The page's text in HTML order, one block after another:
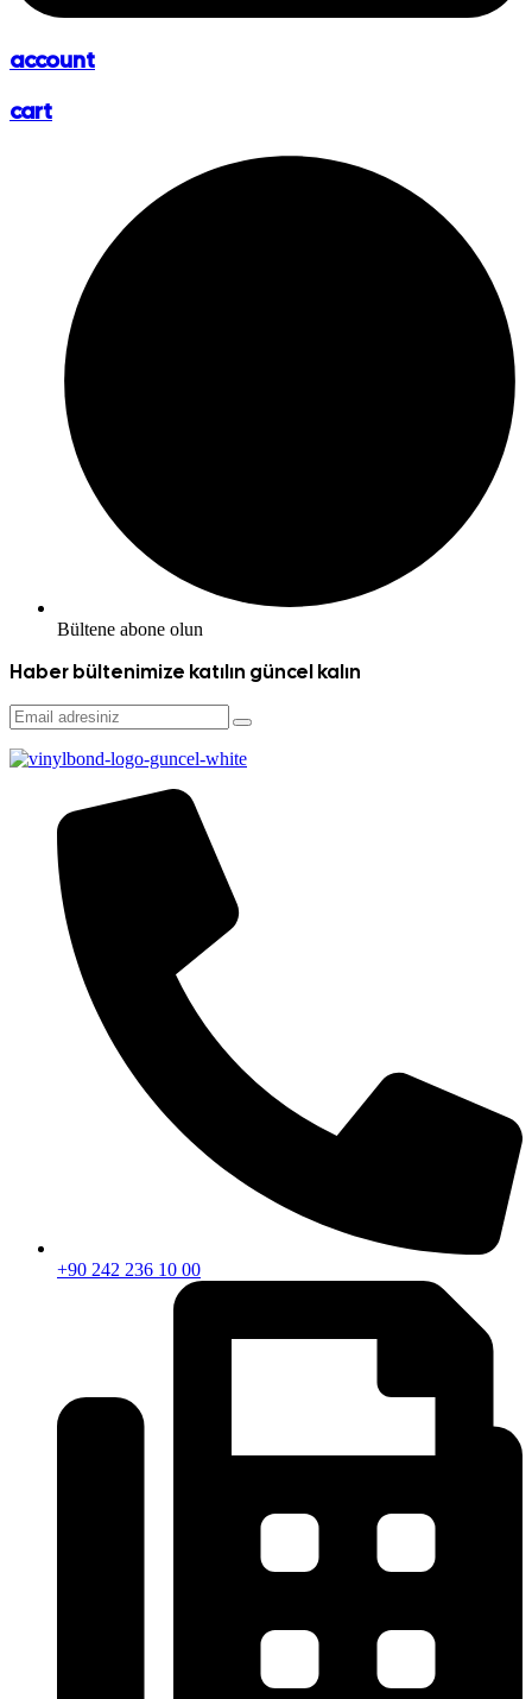
account
cart
Bültene abone olun
Haber bültenimize katılın güncel kalın
+90 242 236 10 00